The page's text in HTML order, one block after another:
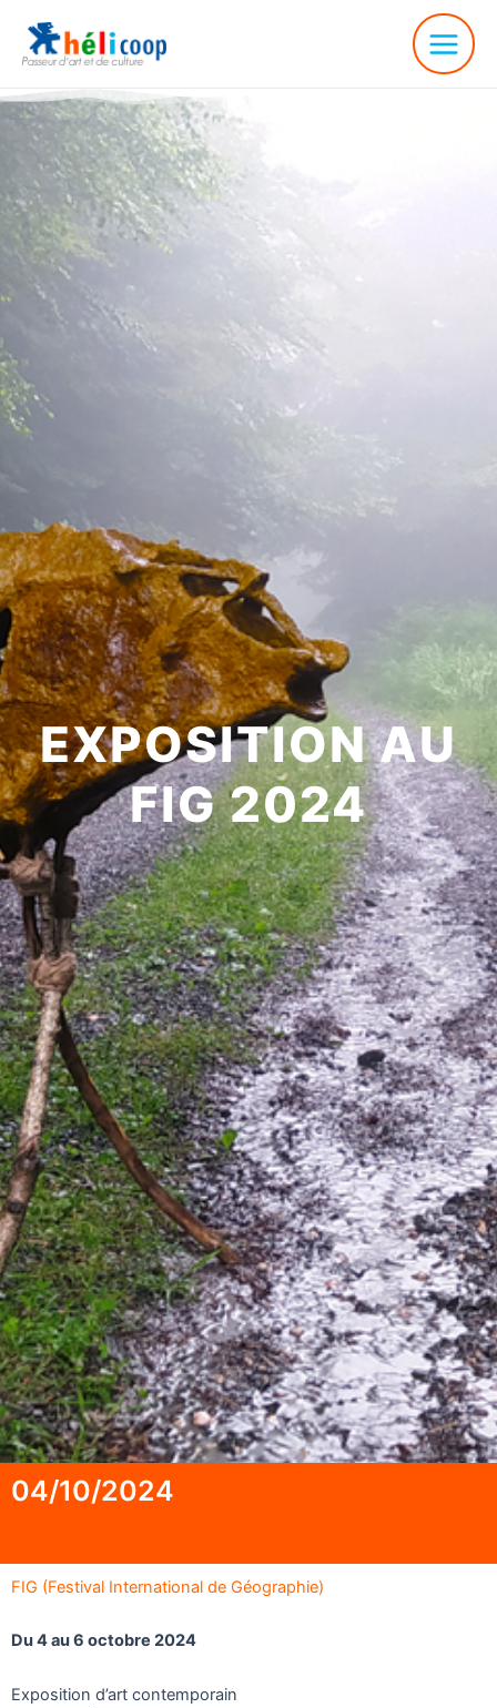
EXPOSITION AU
FIG 2024
04/10/2024
FIG (Festival International de Géographie)
Du 4 au 6 octobre 2024
Exposition d’art contemporain